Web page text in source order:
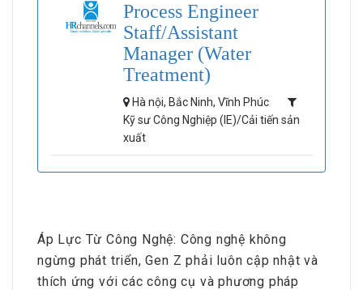
Process Engineer
Staff/Assistant
Manager (Water
Treatment)
Hà nội, Bắc Ninh, Vĩnh Phúc
Kỹ sư Công Nghiệp (IE)/Cải tiến sản
xuất
Áp Lực Từ Công Nghệ: Công nghệ không
ngừng phát triển, Gen Z phải luôn cập nhật và
thích ứng với các công cụ và phương pháp